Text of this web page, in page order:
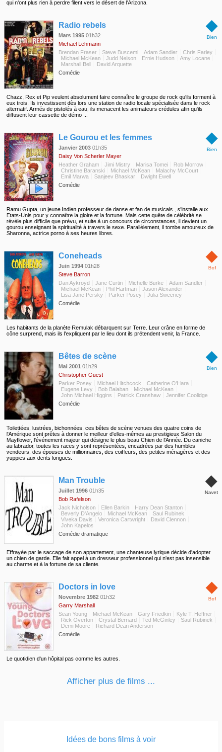
qui n'ont plus rien à perdre filent vers le désert de l'Arizona.
◆
Bien
Radio rebels
Mars 1995 01h32
Michael Lehmann
Brendan Fraser
Steve Buscemi Adam Sandler
Chris Farley
Michael McKean
Judd Nelson Ernie Hudson
Amy Locane
Marshall Bell
David Arquette
Comédie
Chazz, Rex et Pip veulent absolument faire connaître le groupe de rock qu'ils forment à
eux trois. Ils investissent dès lors une station de radio locale spécialisée dans le rock
alternatif. Armés de pistolés à eau, ils menacent les animateurs crédules afin qu'ils
diffusent leur cassette de démo ...
◆
Bien
Le Gourou et les femmes
Janvier 2003 01h35
Daisy Von Scherler Mayer
Heather Graham
Jimi Mistry Marisa Tomei
Rob Morrow
Christine Baranski
Michael McKean
Malachy McCourt
Emil Marwa
Sanjeev Bhaskar
Dwight Ewell
Comédie
Ramu Gupta, un jeune Indien professeur de danse et fan de musicals , s'installe aux
Etats-Unis pour y connaître la gloire et la fortune. Mais cette quête de célébrité se
révèle plus difficile que prévu, et suite à un concours de circonstances, il devient un
gourou enseignant la spiritualité à travers le sexe. Parallèlement, il tombe amoureux de
Sharonna, actrice porno à ses heures libres.
◆
Bof
Coneheads
Juin 1994 01h28
Steve Barron
Dan Aykroyd
Jane Curtin Michelle Burke
Adam Sandler
Michael McKean
Phil Hartman
Jason Alexander
Lisa Jane Persky
Parker Posey
Julia Sweeney
Comédie
Les habitants de la planète Remulak débarquent sur Terre. Leur crâne en forme de
cône surprend, mais ils l'expliquent par le lieu dont ils prétendent venir, la France.
◆
Bien
Bêtes de scène
Mai 2001 01h29
Christopher Guest
Parker Posey
Michael Hitchcock
Catherine O'Hara
Eugene Levy
Bob Balaban
Michael McKean
John Michael Higgins
Patrick Cranshaw
Jennifer Coolidge
Comédie
Toilettées, lustrées, bichonnées, ces bêtes de scène venues des quatre coins de
l'Amérique sont prêtes à donner le meilleur d'elles-mêmes au prestigieux Salon du
Mayflower, l'événement majeur qui désigne le plus beau Chien de l'Année. Du caniche
au labrador, toutes les races y sont représentées, encadrées par des humbles
vendeurs, des épouses de millionnaires, des coiffeurs, des petites ménagères et des
yuppies aux dents longues.
◆
Navet
Man Trouble
Juillet 1996 01h35
Bob Rafelson
Jack Nicholson
Ellen Barkin
Harry Dean Stanton
Beverly D'Angelo
Michael McKean
Saul Rubinek
Viveka Davis
Veronica Cartwright
David Clennon
John Kapelos
Comédie dramatique
Effrayée par le saccage de son appartement, une chanteuse lyrique décide d'adopter
un chien de garde. Elle fait appel à un dresseur professionnel qui n'est pas insensible
au charme et à la fortune de sa cliente.
◆
Bof
Doctors in love
Novembre 1982 01h32
Garry Marshall
Sean Young
Michael McKean Gary Friedkin
Kyle T. Heffner
Rick Overton
Crystal Bernard Ted McGinley
Saul Rubinek
Demi Moore
Richard Dean Anderson
Comédie
Le quotidien d'un hôpital pas comme les autres.
Afficher plus de films ...
Idées de bons films à voir